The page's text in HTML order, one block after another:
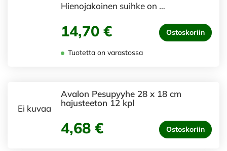
Hienojakoinen suihke on …
14,70 € Ostoskoriin
Tuotetta on varastossa
Ei kuvaa
Avalon Pesupyyhe 28 x 18 cm
hajusteeton 12 kpl
4,68 € Ostoskoriin